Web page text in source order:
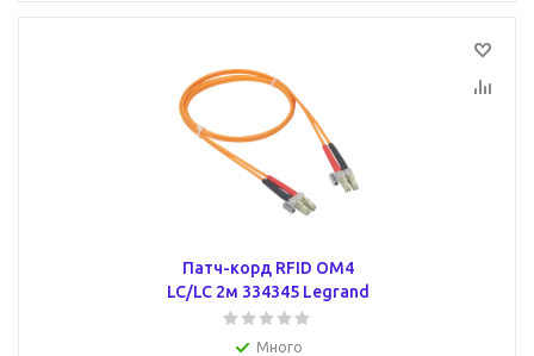
Патч-корд RFID ОМ4
LC/LC 2м 334345 Legrand
Много